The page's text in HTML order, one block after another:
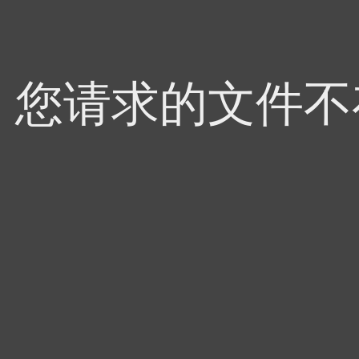
您请求的文件